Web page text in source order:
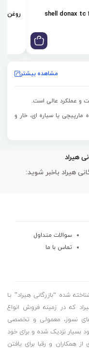
روغن shell donax td 85w
مشاهده بیشتر
و عملکرد عالی است.
مارپیچی یا سیاره ای، خار و
خوردگی آهنی در داخل
مقاوم است و پایداری
هیراد
هیراد باخبر شوید:
سوالات متداول
تماس با ما
شده “بازرگانی هیراد” بـا
که در زمینه فروش انواع
نسوز، معمولی و تخصصی
بسیار نزدیک شده و برای خود
همکاران و رقبا برای یافتن